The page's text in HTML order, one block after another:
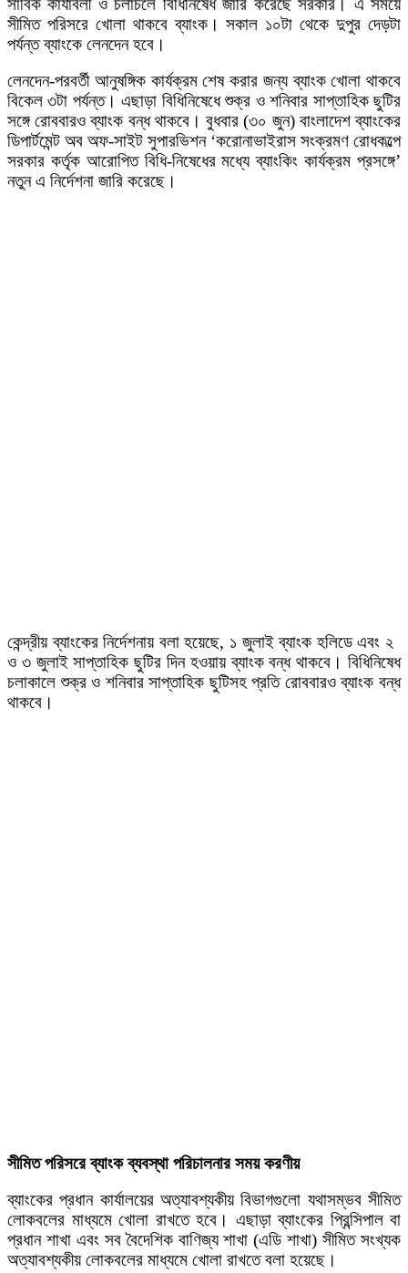
সার্বিক কার্যাবলী ও চলাচলে বিধিনিষেধ জারি করেছে সরকার। এ সময়ে
সীমিত পরিসরে খোলা থাকবে ব্যাংক। সকাল ১০টা থেকে দুপুর দেড়টা
পর্যন্ত ব্যাংকে লেনদেন হবে।
লেনদেন-পরবর্তী আনুষঙ্গিক কার্যক্রম শেষ করার জন্য ব্যাংক খোলা থাকবে
বিকেল ৩টা পর্যন্ত। এছাড়া বিধিনিষেধে শুক্র ও শনিবার সাপ্তাহিক ছুটির
সঙ্গে রোববারও ব্যাংক বন্ধ থাকবে। বুধবার (৩০ জুন) বাংলাদেশ ব্যাংকের
ডিপার্টমেন্ট অব অফ-সাইট সুপারভিশন ‘করোনাভাইরাস সংক্রমণ রোধকল্পে
সরকার কর্তৃক আরোপিত বিধি-নিষেধের মধ্যে ব্যাংকিং কার্যক্রম প্রসঙ্গে’
নতুন এ নির্দেশনা জারি করেছে।
কেন্দ্রীয় ব্যাংকের নির্দেশনায় বলা হয়েছে, ১ জুলাই ব্যাংক হলিডে এবং ২
ও ৩ জুলাই সাপ্তাহিক ছুটির দিন হওয়ায় ব্যাংক বন্ধ থাকবে। বিধিনিষেধ
চলাকালে শুক্র ও শনিবার সাপ্তাহিক ছুটিসহ প্রতি রোববারও ব্যাংক বন্ধ
থাকবে।
সীমিত পরিসরে ব্যাংক ব্যবস্থা পরিচালনার সময় করণীয়
ব্যাংকের প্রধান কার্যালয়ের অত্যাবশ্যকীয় বিভাগগুলো যথাসম্ভব সীমিত
লােকবলের মাধ্যমে খোলা রাখতে হবে। এছাড়া ব্যাংকের প্রিন্সিপাল বা
প্রধান শাখা এবং সব বৈদেশিক বাণিজ্য শাখা (এডি শাখা) সীমিত সংখ্যক
অত্যাবশ্যকীয় লােকবলের মাধ্যমে খোলা রাখতে বলা হয়েছে।